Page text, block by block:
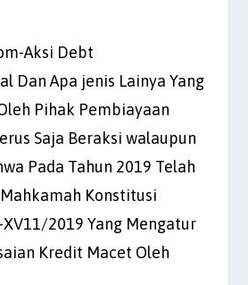
Aksi Debt
Dan Apa jenis Lainya Yang
Pihak Pembiayaan
Saja Beraksi walaupun
Pada Tahun 2019 Telah
Konstitusi
2019 Yang Mengatur
Kredit Macet Oleh